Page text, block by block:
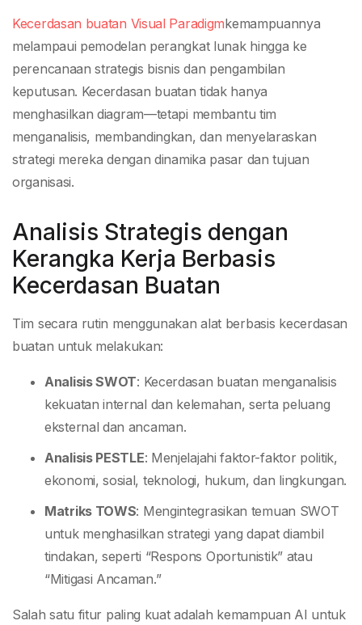
Kecerdasan buatan Visual Paradigmkemampuannya
melampaui pemodelan perangkat lunak hingga ke
perencanaan strategis bisnis dan pengambilan
keputusan. Kecerdasan buatan tidak hanya
menghasilkan diagram—tetapi membantu tim
menganalisis, membandingkan, dan menyelaraskan
strategi mereka dengan dinamika pasar dan tujuan
organisasi.
Analisis Strategis dengan
Kerangka Kerja Berbasis
Kecerdasan Buatan
Tim secara rutin menggunakan alat berbasis kecerdasan
buatan untuk melakukan:
Analisis SWOT: Kecerdasan buatan menganalisis
kekuatan internal dan kelemahan, serta peluang
eksternal dan ancaman.
Analisis PESTLE: Menjelajahi faktor-faktor politik,
ekonomi, sosial, teknologi, hukum, dan lingkungan.
Matriks TOWS: Mengintegrasikan temuan SWOT
untuk menghasilkan strategi yang dapat diambil
tindakan, seperti “Respons Oportunistik” atau
“Mitigasi Ancaman.”
Salah satu fitur paling kuat adalah kemampuan AI untuk